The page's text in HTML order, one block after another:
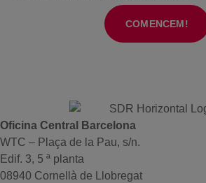
COMENCEM!
Oficina Central Barcelona
WTC – Plaça de la Pau, s/n.
Edif. 3, 5 ª planta
08940 Cornellà de Llobregat